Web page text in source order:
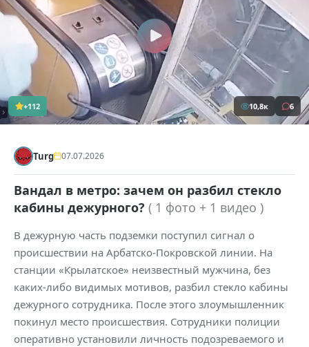
+112 10,8к 6
Turg 07.07.2026
Вандал в метро: зачем он разбил стекло
кабины дежурного? ( 1 фото + 1 видео )
В дежурную часть подземки поступил сигнал о
происшествии на Арбатско-Покровской линии. На
станции «Крылатское» неизвестный мужчина, без
каких-либо видимых мотивов, разбил стекло кабины
дежурного сотрудника. После этого злоумышленник
покинул место происшествия. Сотрудники полиции
оперативно установили личность подозреваемого и